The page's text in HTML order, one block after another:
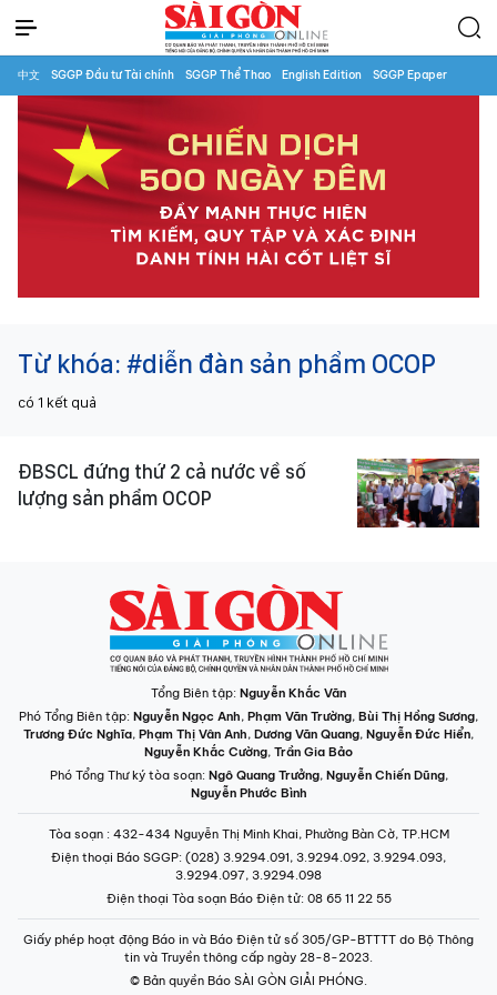
中文 SGGP Đầu tư Tài chính SGGP Thể Thao English Edition SGGP Epaper
Từ khóa: #diễn đàn sản phẩm OCOP
có 1 kết quả
ĐBSCL đứng thứ 2 cả nước về số
lượng sản phẩm OCOP
Tổng Biên tập: Nguyễn Khắc Văn
Phó Tổng Biên tập: Nguyễn Ngọc Anh, Phạm Văn Trường, Bùi Thị Hồng Sương,
Trương Đức Nghĩa, Phạm Thị Vân Anh, Dương Văn Quang, Nguyễn Đức Hiển,
Nguyễn Khắc Cường, Trần Gia Bảo
Phó Tổng Thư ký tòa soạn: Ngô Quang Trưởng, Nguyễn Chiến Dũng,
Nguyễn Phước Bình
Tòa soạn : 432-434 Nguyễn Thị Minh Khai, Phường Bàn Cờ, TP.HCM
Điện thoại Báo SGGP: (028) 3.9294.091, 3.9294.092, 3.9294.093,
3.9294.097, 3.9294.098
Điện thoại Tòa soạn Báo Điện tử: 08 65 11 22 55
Giấy phép hoạt động Báo in và Báo Điện tử số 305/GP-BTTTT do Bộ Thông
tin và Truyền thông cấp ngày 28-8-2023.
© Bản quyền Báo SÀI GÒN GIẢI PHÓNG.